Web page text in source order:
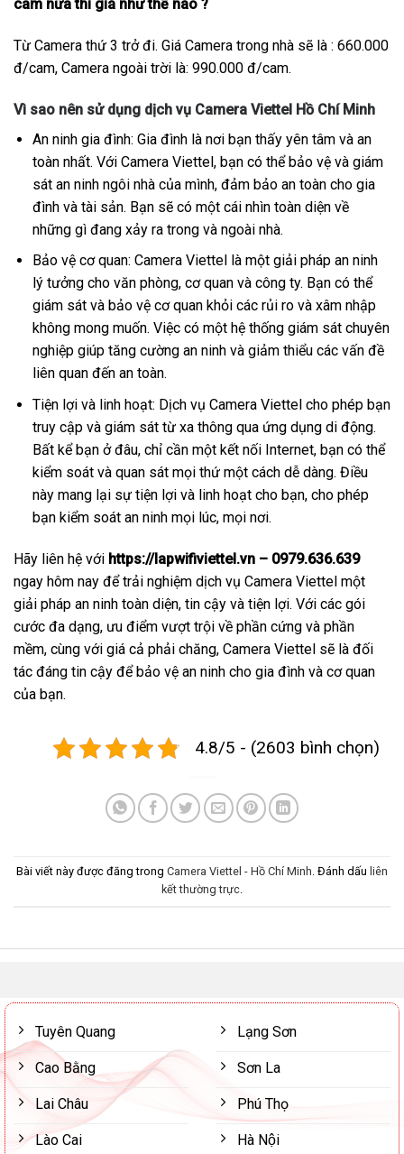
cam nữa thì giá như thế nào ?
Từ Camera thứ 3 trở đi. Giá Camera trong nhà sẽ là : 660.000
đ/cam, Camera ngoài trời là: 990.000 đ/cam.
Vì sao nên sử dụng dịch vụ Camera Viettel Hồ Chí Minh
An ninh gia đình: Gia đình là nơi bạn thấy yên tâm và an
toàn nhất. Với Camera Viettel, bạn có thể bảo vệ và giám
sát an ninh ngôi nhà của mình, đảm bảo an toàn cho gia
đình và tài sản. Bạn sẽ có một cái nhìn toàn diện về
những gì đang xảy ra trong và ngoài nhà.
Bảo vệ cơ quan: Camera Viettel là một giải pháp an ninh
lý tưởng cho văn phòng, cơ quan và công ty. Bạn có thể
giám sát và bảo vệ cơ quan khỏi các rủi ro và xâm nhập
không mong muốn. Việc có một hệ thống giám sát chuyên
nghiệp giúp tăng cường an ninh và giảm thiểu các vấn đề
liên quan đến an toàn.
Tiện lợi và linh hoạt: Dịch vụ Camera Viettel cho phép bạn
truy cập và giám sát từ xa thông qua ứng dụng di động.
Bất kể bạn ở đâu, chỉ cần một kết nối Internet, bạn có thể
kiểm soát và quan sát mọi thứ một cách dễ dàng. Điều
này mang lại sự tiện lợi và linh hoạt cho bạn, cho phép
bạn kiểm soát an ninh mọi lúc, mọi nơi.
Hãy liên hệ với https://lapwifiviettel.vn – 0979.636.639
ngay hôm nay để trải nghiệm dịch vụ Camera Viettel một
giải pháp an ninh toàn diện, tin cậy và tiện lợi. Với các gói
cước đa dạng, ưu điểm vượt trội về phần cứng và phần
mềm, cùng với giá cả phải chăng, Camera Viettel sẽ là đối
tác đáng tin cậy để bảo vệ an ninh cho gia đình và cơ quan
của bạn.
4.8/5 - (2603 bình chọn)
Bài viết này được đăng trong Camera Viettel - Hồ Chí Minh. Đánh dấu liên
kết thường trực.
Tuyên Quang
Cao Bằng
Lai Châu
Lào Cai
Lạng Sơn
Sơn La
Phú Thọ
Hà Nội